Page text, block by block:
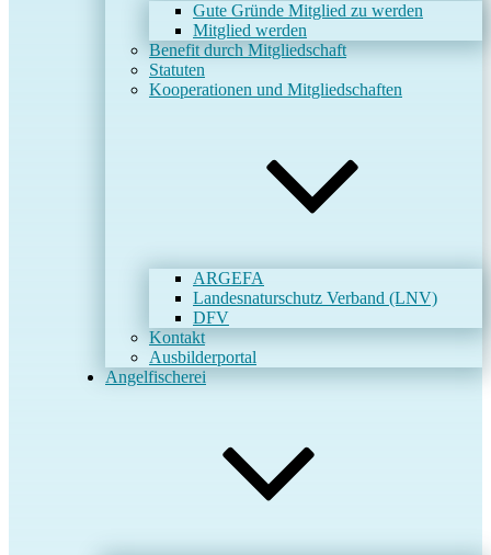
Gute Gründe Mitglied zu werden
Mitglied werden
Benefit durch Mitgliedschaft
Statuten
Kooperationen und Mitgliedschaften
ARGEFA
Landesnaturschutz Verband (LNV)
DFV
Kontakt
Ausbilderportal
Angelfischerei